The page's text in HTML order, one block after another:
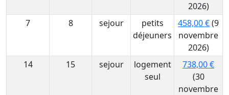
2026)
7
8 sejour
petits
déjeuners
458,00 €(9
novembre
2026)
14
15 sejour
logement
seul
738,00 €
(30
novembre